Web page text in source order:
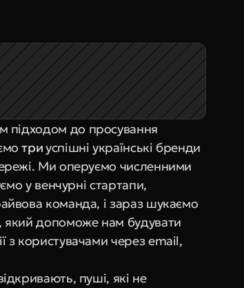
підходом до просування
три успішні українські бренди
Ми оперуємо численними
у венчурні стартапи,
команда, і зараз шукаємо
, який допоможе нам будувати
з користувачами через email,
пуші, які не